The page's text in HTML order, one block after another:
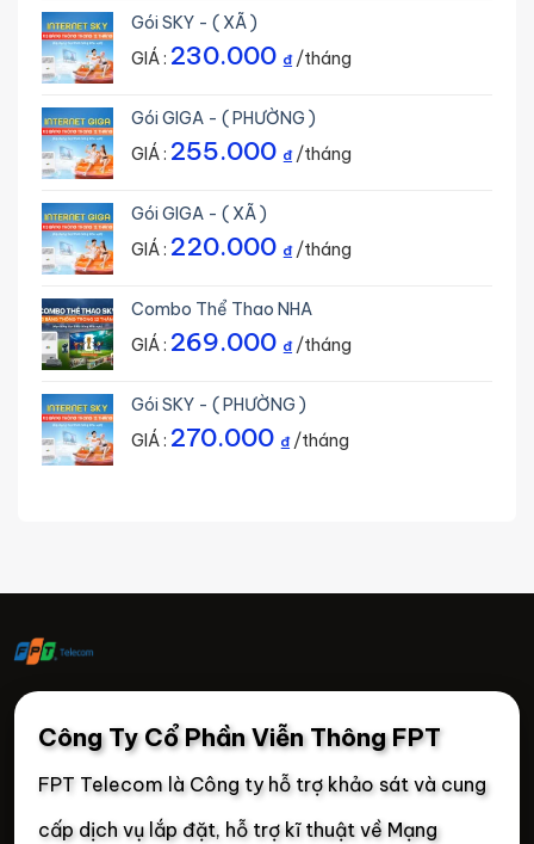
Gói SKY - ( XÃ )
GIÁ : 230.000 ₫/tháng
Gói GIGA - ( PHƯỜNG )
GIÁ : 255.000 ₫/tháng
Gói GIGA - ( XÃ )
GIÁ : 220.000 ₫/tháng
Combo Thể Thao NHA
GIÁ : 269.000 ₫/tháng
Gói SKY - ( PHƯỜNG )
GIÁ : 270.000 ₫/tháng
Công Ty Cổ Phần Viễn Thông FPT
FPT Telecom là Công ty hỗ trợ khảo sát và cung
cấp dịch vụ lắp đặt, hỗ trợ kĩ thuật về Mạng